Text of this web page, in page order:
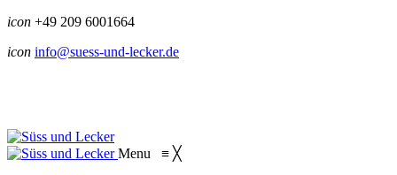
icon +49 209 6001664
icon info@suess-und-lecker.de
Menu ≡ ╳